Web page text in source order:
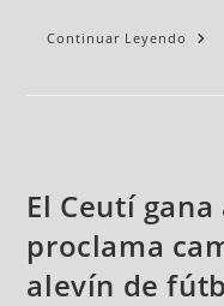
Continuar Leyendo
El Ceutí
proclama
alevín de